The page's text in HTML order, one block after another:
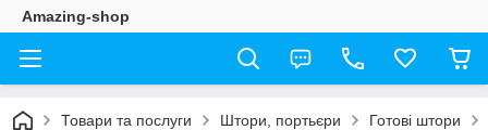
Amazing-shop
Товари та послуги Штори, портьєри Готові штори